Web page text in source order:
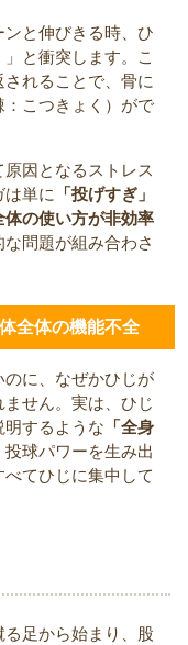
と伸びきる時、ひ
と衝突します。こ
されることで、骨に
こつきょく）がで
因となるストレス
単に
「投げすぎ」
の使い方が非効率
問題が組み合わさ
全体の機能不全
のに、なぜかひじが
せん。実は、ひじ
明するような 「全身
投球パワーを生み出
てひじに集中して
足から始まり、股